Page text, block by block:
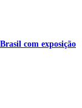
com exposição